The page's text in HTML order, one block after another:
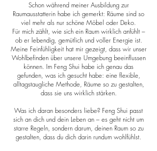
Schon während meiner Ausbildung zur
Raumausstatterin habe ich gemerkt: Räume sind so
viel mehr als nur schöne Möbel oder Deko.
Für mich zählt, wie sich ein Raum wirklich anfühlt –
ob er lebendig, gemütlich und voller Energie ist.
Meine Feinfühligkeit hat mir gezeigt, dass wir unser
Wohlbefinden über unsere Umgebung beeinflussen
können. Im Feng Shui habe ich genau das
gefunden, was ich gesucht habe: eine flexible,
alltagstaugliche Methode, Räume so zu gestalten,
dass sie uns wirklich stärken.
Was ich daran besonders liebe? Feng Shui passt
sich an dich und dein Leben an – es geht nicht um
starre Regeln, sondern darum, deinen Raum so zu
gestalten, dass du dich darin rundum wohlfühlst.